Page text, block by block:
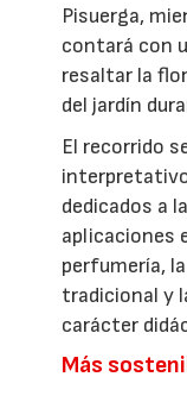
Pisuerga,
contará con
resaltar la
del jardín
El recorrido
dedicados a
aplicaciones
perfumería,
tradicional y
carácter
Más